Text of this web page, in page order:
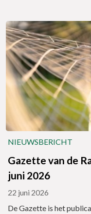
NIEUWSBERICHT
Gazette van de
juni 2026
22 juni 2026
De Gazette is het